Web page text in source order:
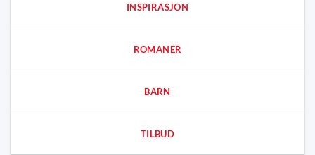
INSPIRASJON
ROMANER
BARN
TILBUD